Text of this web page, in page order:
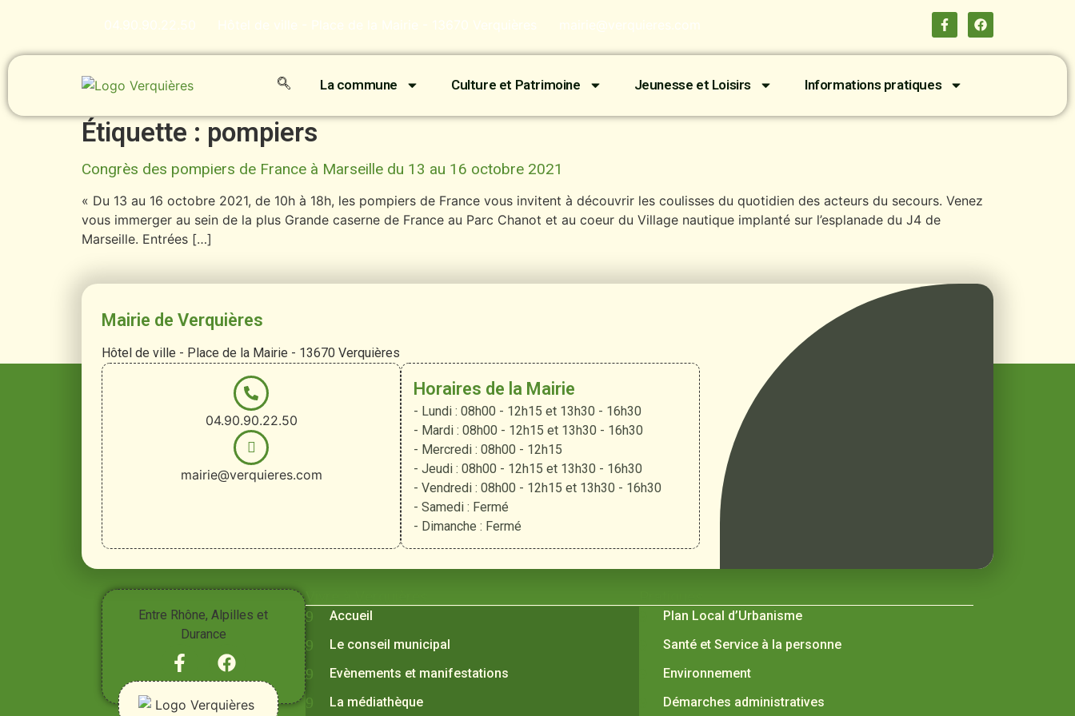
04.90.90.22.50 Hôtel de ville - Place de la Mairie - 13670 Verquières mairie@verquieres.com
La commune Culture et Patrimoine Jeunesse et Loisirs Informations pratiques
Étiquette : pompiers
Congrès des pompiers de France à Marseille du 13 au 16 octobre 2021
« Du 13 au 16 octobre 2021, de 10h à 18h, les pompiers de France vous invitent à découvrir les coulisses du quotidien des acteurs du secours. Venez
vous immerger au sein de la plus Grande caserne de France au Parc Chanot et au coeur du Village nautique implanté sur l’esplanade du J4 de
Marseille. Entrées […]
Mairie de Verquières
Hôtel de ville - Place de la Mairie - 13670 Verquières
04.90.90.22.50
mairie@verquieres.com
Horaires de la Mairie
- Lundi : 08h00 - 12h15 et 13h30 - 16h30
- Mardi : 08h00 - 12h15 et 13h30 - 16h30
- Mercredi : 08h00 - 12h15
- Jeudi : 08h00 - 12h15 et 13h30 - 16h30
- Vendredi : 08h00 - 12h15 et 13h30 - 16h30
- Samedi : Fermé
- Dimanche : Fermé
Entre Rhône, Alpilles et
Durance
Vivre à Verquières
Accueil
Le conseil municipal
Evènements et manifestations
La médiathèque
Plan Local d’Urbanisme
Santé et Service à la personne
Environnement
Démarches administratives